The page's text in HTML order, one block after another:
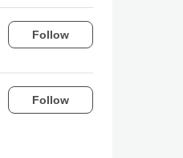
Follow
Follow